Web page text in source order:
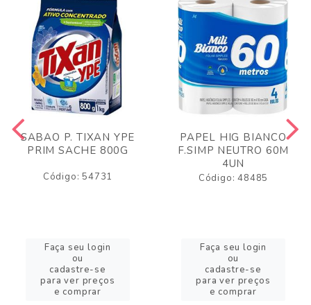
SABAO P. TIXAN YPE
PRIM SACHE 800G
Código: 54731
Faça seu login
ou
cadastre-se
para ver preços
e comprar
PAPEL HIG BIANCO
F.SIMP NEUTRO 60M
4UN
Código: 48485
Faça seu login
ou
cadastre-se
para ver preços
e comprar